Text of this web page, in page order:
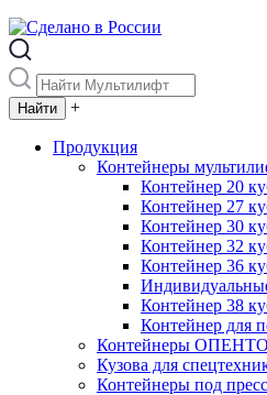
+
Продукция
Контейнеры
Контейнер 20
Контейнер 27
Контейнер 30
Контейнер 32
Контейнер 36
Контейнер 38
Контейнер
Контейнеры
Кузова для
Контейнеры под пресс